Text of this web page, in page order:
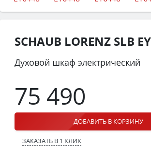
SCHAUB LORENZ SLB
Духовой шкаф электрический
75 490
ДОБАВИТЬ В КОРЗИНУ
ЗАКАЗАТЬ В 1 КЛИК